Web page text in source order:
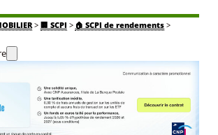
> 🏢 SCPI > 🏠 SCPI de rendements >